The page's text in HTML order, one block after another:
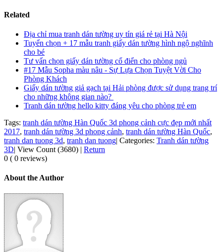
Related
Địa chỉ mua tranh dán tường uy tín giá rẻ tại Hà Nội
Tuyển chọn + 17 mẫu tranh giấy dán tường hình ngộ nghĩnh
cho bé
Tư vấn chọn giấy dán tường cổ điển cho phòng ngủ
#17 Mẫu Sopha màu nâu - Sự Lựa Chọn Tuyệt Vời Cho
Phòng Khách
Giấy dán tường giả gạch tại Hải phòng được sử dụng trang trí
cho những không gian nào?
Tranh dán tường hello kitty đáng yêu cho phòng trẻ em
Tags: tranh dán tường Hàn Quốc 3d phong cảnh cực đẹp mới nhất
2017, tranh dán tường 3d phong cảnh, tranh dán tường Hàn Quốc,
tranh dan tuong 3d, tranh dan tuong| Categories: Tranh dán tường
3D| View Count (3680) | Return
0 ( 0 reviews)
About the Author